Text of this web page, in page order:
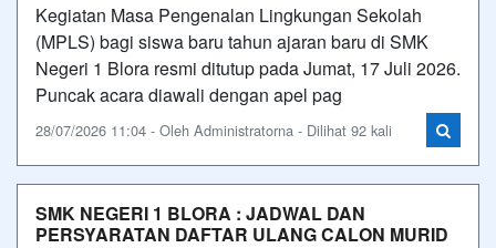
Kegiatan Masa Pengenalan Lingkungan Sekolah
(MPLS) bagi siswa baru tahun ajaran baru di SMK
Negeri 1 Blora resmi ditutup pada Jumat, 17 Juli 2026.
Puncak acara diawali dengan apel pag
28/07/2026 11:04 - Oleh Administratorna - Dilihat 92 kali
SMK NEGERI 1 BLORA : JADWAL DAN
PERSYARATAN DAFTAR ULANG CALON MURID